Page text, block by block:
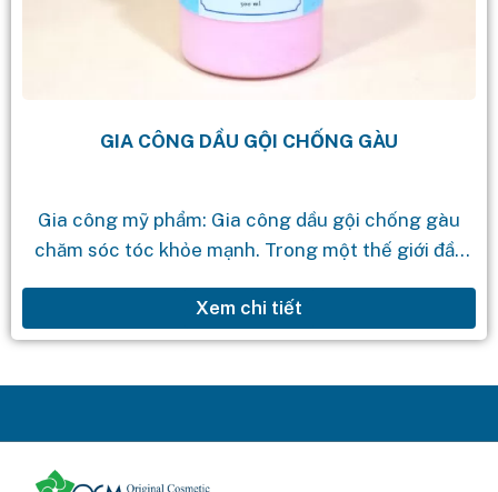
GIA CÔNG DẦU GỘI CHỐNG GÀU
Gia công mỹ phẩm: Gia công dầu gội chống gàu
chăm sóc tóc khỏe mạnh. Trong một thế giới đầy
Xem chi tiết